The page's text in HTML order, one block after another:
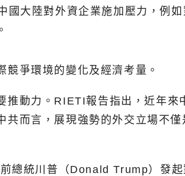
大陸對外資企業施加壓力，例
爭環境的變化及經濟考量。
動力。RIETI報告指出，近年
而言，展現強勢的外交立場不
總統川普（Donald Trump）發